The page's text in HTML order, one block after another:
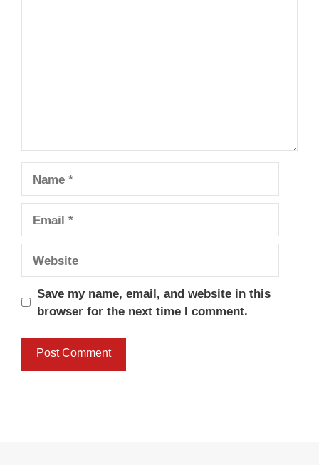
Name
Email
Website
Save my name, email, and website in this
browser for the next time I comment.